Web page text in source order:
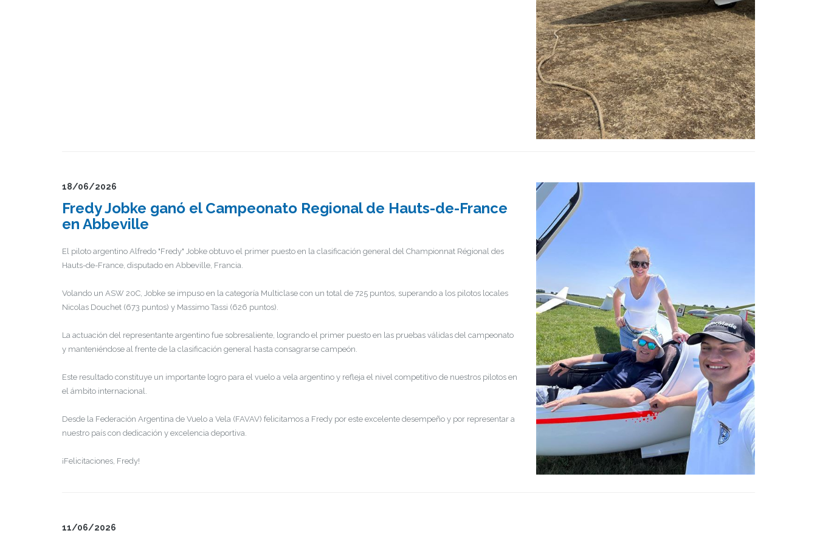
18/06/2026
Fredy Jobke ganó el Campeonato Regional de Hauts-de-France
en Abbeville
El piloto argentino Alfredo "Fredy" Jobke obtuvo el primer puesto en la clasificación general del Championnat Régional des
Hauts-de-France, disputado en Abbeville, Francia.
Volando un ASW 20C, Jobke se impuso en la categoría Multiclase con un total de 725 puntos, superando a los pilotos locales
Nicolas Douchet (673 puntos) y Massimo Tassi (626 puntos).
La actuación del representante argentino fue sobresaliente, logrando el primer puesto en las pruebas válidas del campeonato
y manteniéndose al frente de la clasificación general hasta consagrarse campeón.
Este resultado constituye un importante logro para el vuelo a vela argentino y refleja el nivel competitivo de nuestros pilotos en
el ámbito internacional.
Desde la Federación Argentina de Vuelo a Vela (FAVAV) felicitamos a Fredy por este excelente desempeño y por representar a
nuestro país con dedicación y excelencia deportiva.
¡Felicitaciones, Fredy!
11/06/2026